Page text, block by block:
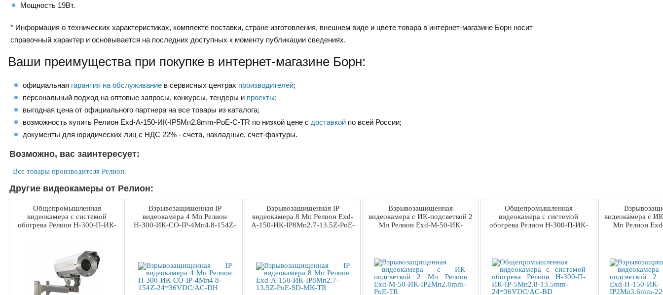
Мощность 19Вт.
* Информация о технических характеристиках, комплекте поставки, стране изготовления, внешнем виде и цвете товара в интернет-магазине Борн носит
справочный характер и основывается на последних доступных к моменту публикации сведениях.
Ваши преимущества при покупке в интернет-магазине Борн:
официальная гарантия на обслуживание в сервисных центрах производителей;
персональный подход на оптовые запросы, конкурсы, тендеры и проекты;
выгодная цена от официального партнера на все товары из каталога;
возможность купить Релион Exd-А-150-ИК-IP5Мп2.8mm-PoE-С-TR по низкой цене с доставкой по всей России;
документы для юридических лиц с НДС 22% - счета, накладные, счет-фактуры.
Возможно, вас заинтересует:
Все товары производителя Релион.
Другие видеокамеры от Релион:
Общепромышленная
видеокамера с системой
обогрева Релион Н-300-П-ИК-
Взрывозащищенная IP
видеокамера 4 Мп Релион
Н-300-ИК-СО-IP-4Мп4.8-154Z-
Взрывозащищенная IP
видеокамера 8 Мп Релион Exd-
А-150-ИК-IP8Мп2.7-13.5Z-PoE-
Взрывозащищенная
видеокамера с ИК-подсветкой 2
Мп Релион Exd-М-50-ИК-
Общепромышленная
видеокамера с системой
обогрева Релион Н-300-П-ИК-
видеокамера с
Мп Релион